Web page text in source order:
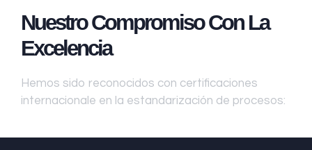
Nuestro Compromiso Con La
Excelencia
Hemos sido reconocidos con certificaciones
internacionale en la estandarización de procesos: